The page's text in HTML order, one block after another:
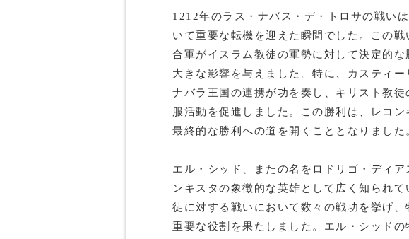
1212年のラス・ナバス・デ・トロサの戦い
いて重要な転機を迎えた瞬間でした。この
合軍がイスラム教徒の軍勢に対して決定的
大きな影響を与えました。特に、カスティー
ナバラ王国の連携が功を奏し、キリスト教
服活動を促進しました。この勝利は、レコン
最終的な勝利への道を開くこととなりました
エル・シッド、またの名をロドリゴ・ディア
ンキスタの象徴的な英雄として広く知られ
徒に対する戦いにおいて数々の戦功を挙げ
重要な役割を果たしました。エル・シッド